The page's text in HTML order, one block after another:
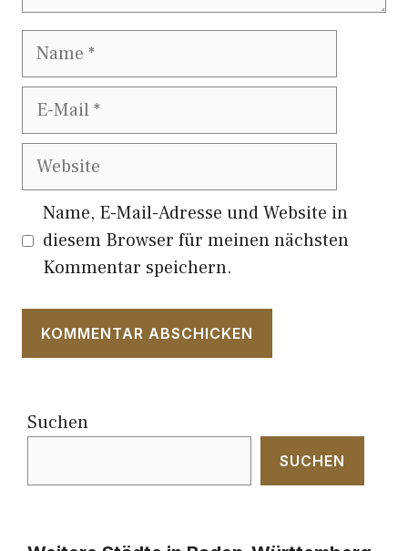
Name
E-
Website
Name, E-Mail-Adresse und Website in
diesem Browser für meinen nächsten
Kommentar speichern.
Suchen
SUCHEN